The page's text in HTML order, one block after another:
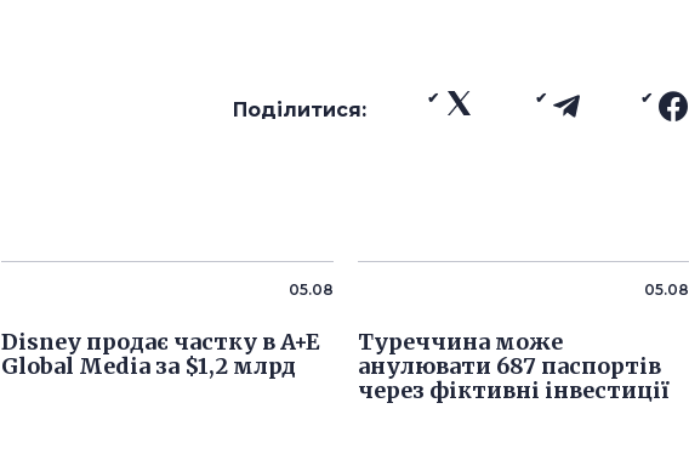
Поділитися:
05.08
Disney продає частку в A+E
Global Media за $1,2 млрд
05.08
Туреччина може
анулювати 687 паспортів
через фіктивні інвестиції